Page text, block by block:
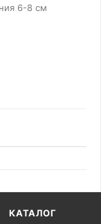
6-8 см
КАТАЛОГ